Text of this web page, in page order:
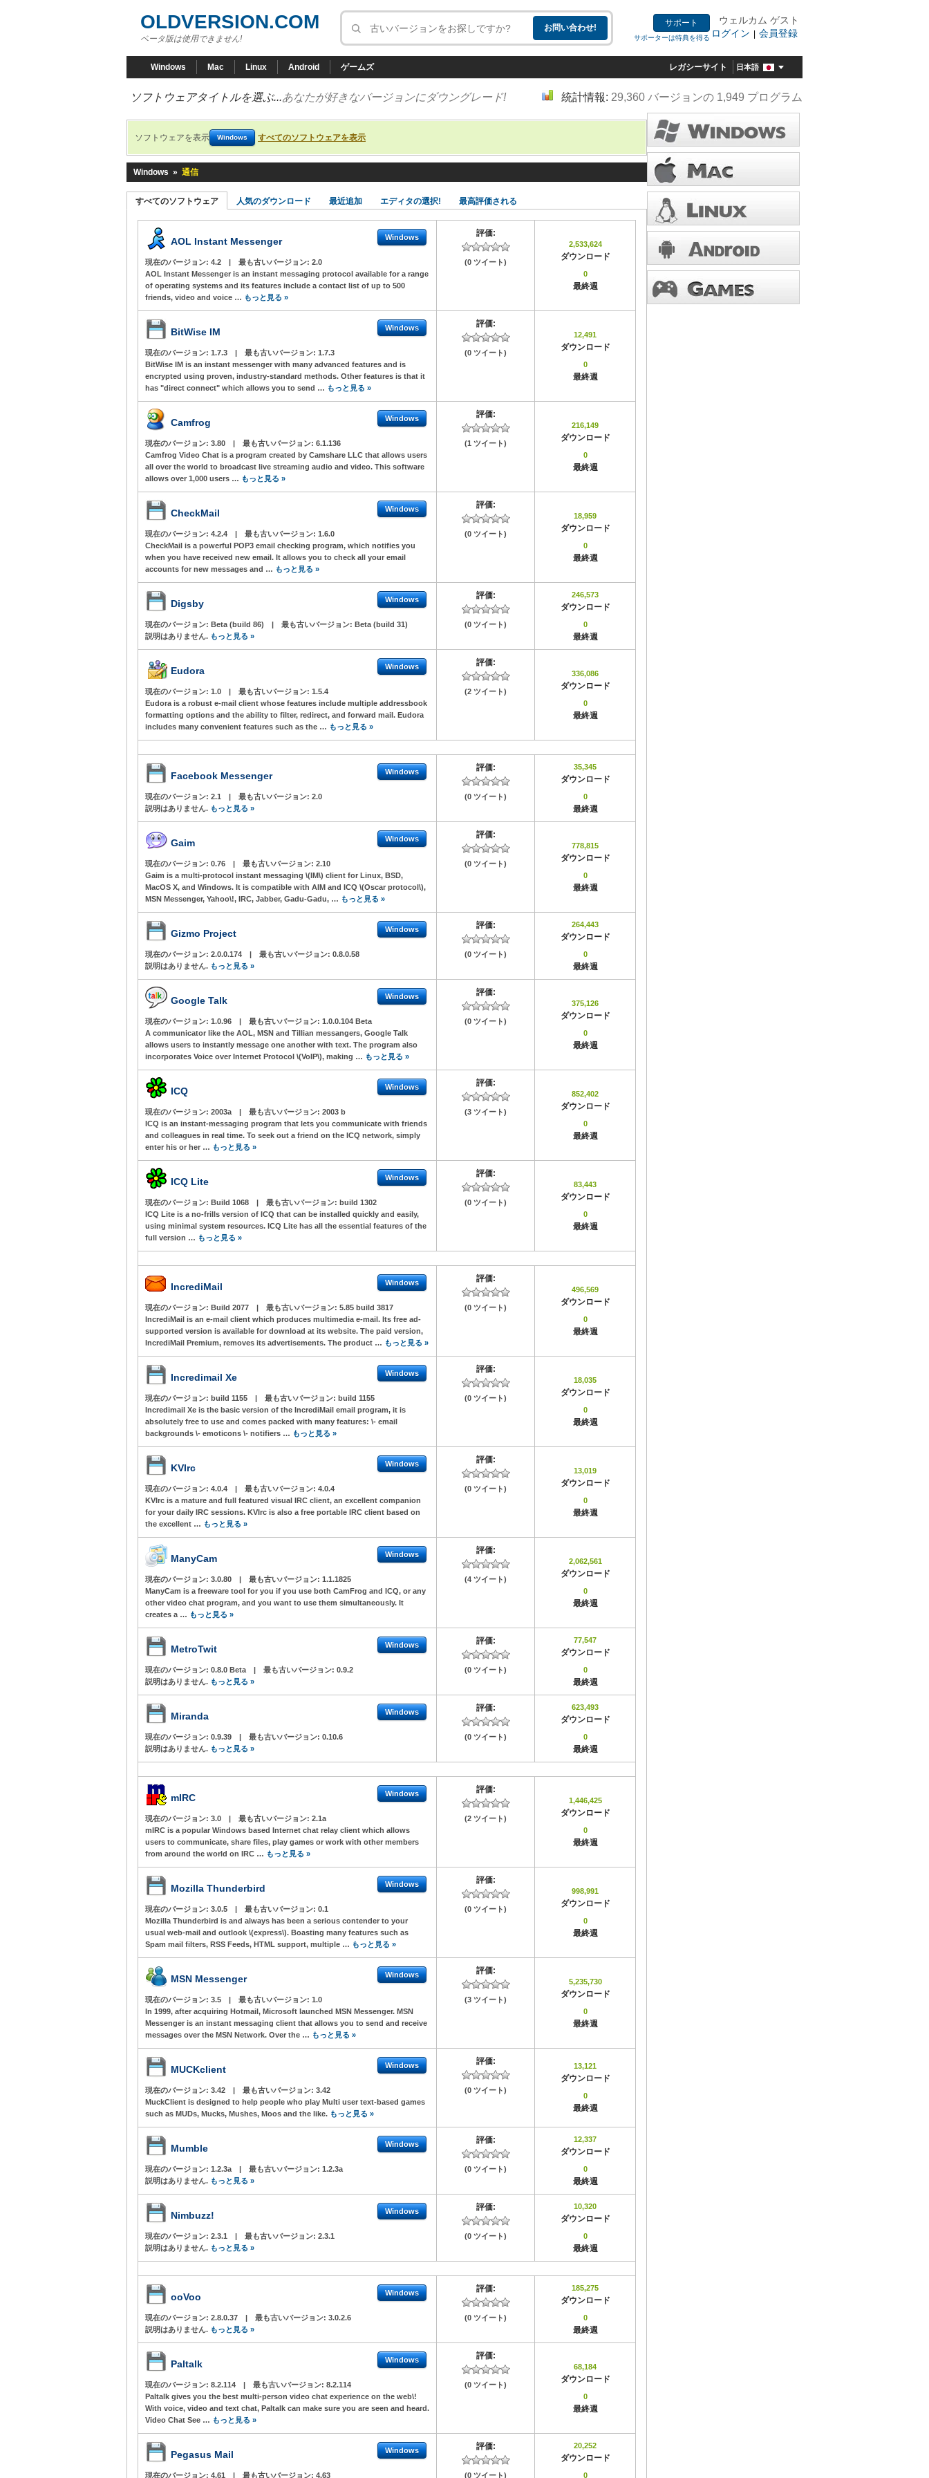
OLDVERSION.COM
ベータ版は使用できません!
サポート
サポーターは特典を得る
ウェルカム ゲスト
ログイン | 会員登録
Windows Mac Linux Android ゲームズ レガシーサイト 日本語
ソフトウェアタイトルを選ぶ...あなたが好きなバージョンにダウングレード! 統計情報: 29,360 バージョンの 1,949 プログラム
ソフトウェアを表示 Windows すべてのソフトウェアを表示
Windows » 通信
すべてのソフトウェア 人気のダウンロード 最近追加 エディタの選択! 最高評価される
AOL Instant Messenger Windows
現在のバージョン: 4.2 | 最も古いバージョン: 2.0
AOL Instant Messenger is an instant messaging protocol available for a range
of operating systems and its features include a contact list of up to 500
friends, video and voice … もっと見る »
評価:
(0 ツイート)
2,533,624
ダウンロード
0
最終週
BitWise IM Windows
現在のバージョン: 1.7.3 | 最も古いバージョン: 1.7.3
BitWise IM is an instant messenger with many advanced features and is
encrypted using proven, industry-standard methods. Other features is that it
has "direct connect" which allows you to send … もっと見る »
評価:
(0 ツイート)
12,491
ダウンロード
0
最終週
Camfrog Windows
現在のバージョン: 3.80 | 最も古いバージョン: 6.1.136
Camfrog Video Chat is a program created by Camshare LLC that allows users
all over the world to broadcast live streaming audio and video. This software
allows over 1,000 users … もっと見る »
評価:
(1 ツイート)
216,149
ダウンロード
0
最終週
CheckMail Windows
現在のバージョン: 4.2.4 | 最も古いバージョン: 1.6.0
CheckMail is a powerful POP3 email checking program, which notifies you
when you have received new email. It allows you to check all your email
accounts for new messages and … もっと見る »
評価:
(0 ツイート)
18,959
ダウンロード
0
最終週
Digsby Windows
現在のバージョン: Beta (build 86) | 最も古いバージョン: Beta (build 31)
説明はありません. もっと見る »
評価:
(0 ツイート)
246,573
ダウンロード
0
最終週
Eudora Windows
現在のバージョン: 1.0 | 最も古いバージョン: 1.5.4
Eudora is a robust e-mail client whose features include multiple addressbook
formatting options and the ability to filter, redirect, and forward mail. Eudora
includes many convenient features such as the … もっと見る »
評価:
(2 ツイート)
336,086
ダウンロード
0
最終週
Facebook Messenger Windows
現在のバージョン: 2.1 | 最も古いバージョン: 2.0
説明はありません. もっと見る »
評価:
(0 ツイート)
35,345
ダウンロード
0
最終週
Gaim Windows
現在のバージョン: 0.76 | 最も古いバージョン: 2.10
Gaim is a multi-protocol instant messaging \(IM\) client for Linux, BSD,
MacOS X, and Windows. It is compatible with AIM and ICQ \(Oscar protocol\),
MSN Messenger, Yahoo\!, IRC, Jabber, Gadu-Gadu, … もっと見る »
評価:
(0 ツイート)
778,815
ダウンロード
0
最終週
Gizmo Project Windows
現在のバージョン: 2.0.0.174 | 最も古いバージョン: 0.8.0.58
説明はありません. もっと見る »
評価:
(0 ツイート)
264,443
ダウンロード
0
最終週
Google Talk Windows
現在のバージョン: 1.0.96 | 最も古いバージョン: 1.0.0.104 Beta
A communicator like the AOL, MSN and Tillian messangers, Google Talk
allows users to instantly message one another with text. The program also
incorporates Voice over Internet Protocol \(VoIP\), making … もっと見る »
評価:
(0 ツイート)
375,126
ダウンロード
0
最終週
ICQ Windows
現在のバージョン: 2003a | 最も古いバージョン: 2003 b
ICQ is an instant-messaging program that lets you communicate with friends
and colleagues in real time. To seek out a friend on the ICQ network, simply
enter his or her … もっと見る »
評価:
(3 ツイート)
852,402
ダウンロード
0
最終週
ICQ Lite Windows
現在のバージョン: Build 1068 | 最も古いバージョン: build 1302
ICQ Lite is a no-frills version of ICQ that can be installed quickly and easily,
using minimal system resources. ICQ Lite has all the essential features of the
full version … もっと見る »
評価:
(0 ツイート)
83,443
ダウンロード
0
最終週
IncrediMail Windows
現在のバージョン: Build 2077 | 最も古いバージョン: 5.85 build 3817
IncrediMail is an e-mail client which produces multimedia e-mail. Its free ad-
supported version is available for download at its website. The paid version,
IncrediMail Premium, removes its advertisements. The product … もっと見る »
評価:
(0 ツイート)
496,569
ダウンロード
0
最終週
Incredimail Xe Windows
現在のバージョン: build 1155 | 最も古いバージョン: build 1155
Incredimail Xe is the basic version of the IncrediMail email program, it is
absolutely free to use and comes packed with many features: \- email
backgrounds \- emoticons \- notifiers … もっと見る »
評価:
(0 ツイート)
18,035
ダウンロード
0
最終週
KVIrc Windows
現在のバージョン: 4.0.4 | 最も古いバージョン: 4.0.4
KVIrc is a mature and full featured visual IRC client, an excellent companion
for your daily IRC sessions. KVIrc is also a free portable IRC client based on
the excellent … もっと見る »
評価:
(0 ツイート)
13,019
ダウンロード
0
最終週
ManyCam Windows
現在のバージョン: 3.0.80 | 最も古いバージョン: 1.1.1825
ManyCam is a freeware tool for you if you use both CamFrog and ICQ, or any
other video chat program, and you want to use them simultaneously. It
creates a … もっと見る »
評価:
(4 ツイート)
2,062,561
ダウンロード
0
最終週
MetroTwit Windows
現在のバージョン: 0.8.0 Beta | 最も古いバージョン: 0.9.2
説明はありません. もっと見る »
評価:
(0 ツイート)
77,547
ダウンロード
0
最終週
Miranda Windows
現在のバージョン: 0.9.39 | 最も古いバージョン: 0.10.6
説明はありません. もっと見る »
評価:
(0 ツイート)
623,493
ダウンロード
0
最終週
mIRC Windows
現在のバージョン: 3.0 | 最も古いバージョン: 2.1a
mIRC is a popular Windows based Internet chat relay client which allows
users to communicate, share files, play games or work with other members
from around the world on IRC … もっと見る »
評価:
(2 ツイート)
1,446,425
ダウンロード
0
最終週
Mozilla Thunderbird Windows
現在のバージョン: 3.0.5 | 最も古いバージョン: 0.1
Mozilla Thunderbird is and always has been a serious contender to your
usual web-mail and outlook \(express\). Boasting many features such as
Spam mail filters, RSS Feeds, HTML support, multiple … もっと見る »
評価:
(0 ツイート)
998,991
ダウンロード
0
最終週
MSN Messenger Windows
現在のバージョン: 3.5 | 最も古いバージョン: 1.0
In 1999, after acquiring Hotmail, Microsoft launched MSN Messenger. MSN
Messenger is an instant messaging client that allows you to send and receive
messages over the MSN Network. Over the … もっと見る »
評価:
(3 ツイート)
5,235,730
ダウンロード
0
最終週
MUCKclient Windows
現在のバージョン: 3.42 | 最も古いバージョン: 3.42
MuckClient is designed to help people who play Multi user text-based games
such as MUDs, Mucks, Mushes, Moos and the like. もっと見る »
評価:
(0 ツイート)
13,121
ダウンロード
0
最終週
Mumble Windows
現在のバージョン: 1.2.3a | 最も古いバージョン: 1.2.3a
説明はありません. もっと見る »
評価:
(0 ツイート)
12,337
ダウンロード
0
最終週
Nimbuzz! Windows
現在のバージョン: 2.3.1 | 最も古いバージョン: 2.3.1
説明はありません. もっと見る »
評価:
(0 ツイート)
10,320
ダウンロード
0
最終週
ooVoo Windows
現在のバージョン: 2.8.0.37 | 最も古いバージョン: 3.0.2.6
説明はありません. もっと見る »
評価:
(0 ツイート)
185,275
ダウンロード
0
最終週
Paltalk Windows
現在のバージョン: 8.2.114 | 最も古いバージョン: 8.2.114
Paltalk gives you the best multi-person video chat experience on the web\!
With voice, video and text chat, Paltalk can make sure you are seen and heard.
Video Chat See … もっと見る »
評価:
(0 ツイート)
68,184
ダウンロード
0
最終週
Pegasus Mail Windows
現在のバージョン: 4.61 | 最も古いバージョン: 4.63
評価:
(0 ツイート)
20,252
ダウンロード
0